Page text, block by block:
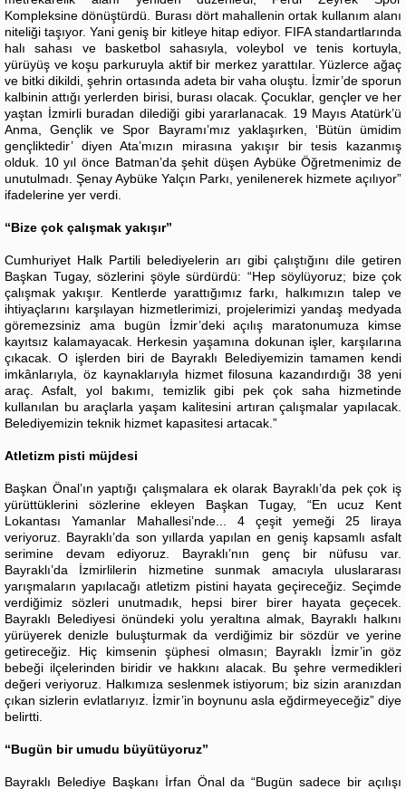
Kompleksine dönüştürdü. Burası dört mahallenin ortak kullanım alanı
niteliği taşıyor. Yani geniş bir kitleye hitap ediyor. FIFA standartlarında
halı sahası ve basketbol sahasıyla, voleybol ve tenis kortuyla,
yürüyüş ve koşu parkuruyla aktif bir merkez yarattılar. Yüzlerce ağaç
ve bitki dikildi, şehrin ortasında adeta bir vaha oluştu. İzmir’de sporun
kalbinin attığı yerlerden birisi, burası olacak. Çocuklar, gençler ve her
yaştan İzmirli buradan dilediği gibi yararlanacak. 19 Mayıs Atatürk’ü
Anma, Gençlik ve Spor Bayramı’mız yaklaşırken, ‘Bütün ümidim
gençliktedir’ diyen Ata’mızın mirasına yakışır bir tesis kazanmış
olduk. 10 yıl önce Batman’da şehit düşen Aybüke Öğretmenimiz de
unutulmadı. Şenay Aybüke Yalçın Parkı, yenilenerek hizmete açılıyor”
ifadelerine yer verdi.
“Bize çok çalışmak yakışır”
Cumhuriyet Halk Partili belediyelerin arı gibi çalıştığını dile getiren
Başkan Tugay, sözlerini şöyle sürdürdü: “Hep söylüyoruz; bize çok
çalışmak yakışır. Kentlerde yarattığımız farkı, halkımızın talep ve
ihtiyaçlarını karşılayan hizmetlerimizi, projelerimizi yandaş medyada
göremezsiniz ama bugün İzmir’deki açılış maratonumuza kimse
kayıtsız kalamayacak. Herkesin yaşamına dokunan işler, karşılarına
çıkacak. O işlerden biri de Bayraklı Belediyemizin tamamen kendi
imkânlarıyla, öz kaynaklarıyla hizmet filosuna kazandırdığı 38 yeni
araç. Asfalt, yol bakımı, temizlik gibi pek çok saha hizmetinde
kullanılan bu araçlarla yaşam kalitesini artıran çalışmalar yapılacak.
Belediyemizin teknik hizmet kapasitesi artacak.”
Atletizm pisti müjdesi
Başkan Önal’ın yaptığı çalışmalara ek olarak Bayraklı’da pek çok iş
yürüttüklerini sözlerine ekleyen Başkan Tugay, “En ucuz Kent
Lokantası Yamanlar Mahallesi’nde... 4 çeşit yemeği 25 liraya
veriyoruz. Bayraklı’da son yıllarda yapılan en geniş kapsamlı asfalt
serimine devam ediyoruz. Bayraklı’nın genç bir nüfusu var.
Bayraklı’da İzmirlilerin hizmetine sunmak amacıyla uluslararası
yarışmaların yapılacağı atletizm pistini hayata geçireceğiz. Seçimde
verdiğimiz sözleri unutmadık, hepsi birer birer hayata geçecek.
Bayraklı Belediyesi önündeki yolu yeraltına almak, Bayraklı halkını
yürüyerek denizle buluşturmak da verdiğimiz bir sözdür ve yerine
getireceğiz. Hiç kimsenin şüphesi olmasın; Bayraklı İzmir’in göz
bebeği ilçelerinden biridir ve hakkını alacak. Bu şehre vermedikleri
değeri veriyoruz. Halkımıza seslenmek istiyorum; biz sizin aranızdan
çıkan sizlerin evlatlarıyız. İzmir’in boynunu asla eğdirmeyeceğiz” diye
belirtti.
“Bugün bir umudu büyütüyoruz”
Bayraklı Belediye Başkanı İrfan Önal da “Bugün sadece bir açılışı